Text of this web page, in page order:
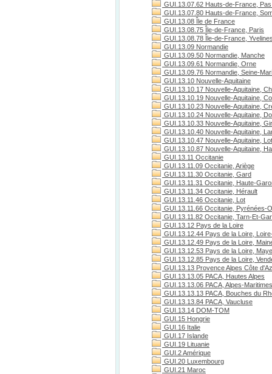
GUI.13.07.62 Hauts-de-France,
GUI.13.07.80 Hauts-de-France,
GUI.13.08 Île de France
GUI.13.08.75 Île-de-France, Paris
GUI.13.08.78 Île-de-France,
GUI.13.09 Normandie
GUI.13.09.50 Normandie, Manche
GUI.13.09.61 Normandie, Orne
GUI.13.09.76 Normandie, Seine-
GUI.13.10 Nouvelle-Aquitaine
GUI.13.10.17 Nouvelle-Aquitaine,
GUI.13.10.19 Nouvelle-Aquitaine,
GUI.13.10.23 Nouvelle-Aquitaine,
GUI.13.10.24 Nouvelle-Aquitaine,
GUI.13.10.33 Nouvelle-Aquitaine,
GUI.13.10.40 Nouvelle-Aquitaine,
GUI.13.10.47 Nouvelle-Aquitaine,
GUI.13.10.87 Nouvelle-Aquitaine,
GUI.13.11 Occitanie
GUI.13.11.09 Occitanie, Ariège
GUI.13.11.30 Occitanie, Gard
GUI.13.11.31 Occitanie, Haute-
GUI.13.11.34 Occitanie, Hérault
GUI.13.11.46 Occitanie, Lot
GUI.13.11.66 Occitanie, Pyrénées-
GUI.13.11.82 Occitanie, Tarn-Et-
GUI.13.12 Pays de la Loire
GUI.13.12.44 Pays de la Loire,
GUI.13.12.49 Pays de la Loire,
GUI.13.12.53 Pays de la Loire,
GUI.13.12.85 Pays de la Loire,
GUI.13.13 Provence Alpes Côte
GUI.13.13.05 PACA, Hautes Alpes
GUI.13.13.06 PACA, Alpes-Maritimes
GUI.13.13.13 PACA, Bouches du
GUI.13.13.84 PACA, Vaucluse
GUI.13.14 DOM-TOM
GUI.15 Hongrie
GUI.16 Italie
GUI.17 Islande
GUI.19 Lituanie
GUI.2 Amérique
GUI.20 Luxembourg
GUI.21 Maroc